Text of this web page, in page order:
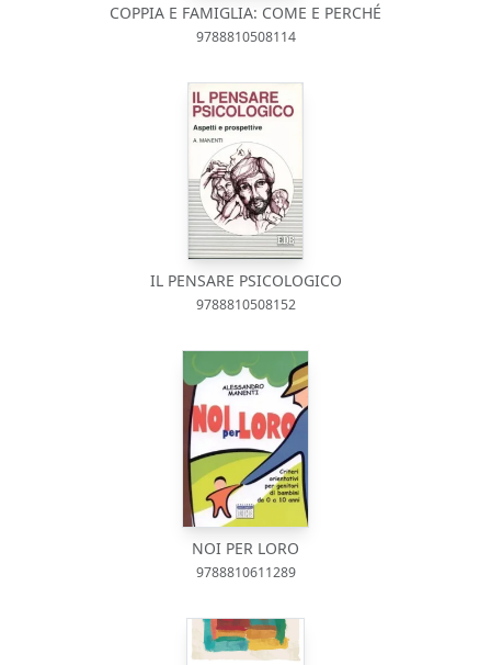
COPPIA E FAMIGLIA: COME E PERCHÉ
9788810508114
IL PENSARE PSICOLOGICO
9788810508152
NOI PER LORO
9788810611289